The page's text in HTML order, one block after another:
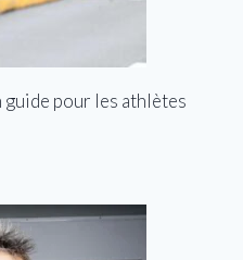
pour les athlètes